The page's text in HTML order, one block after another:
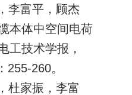
李富平，顾杰
本体中空间电荷
工技术学报，
255-260。
杜家振，李富